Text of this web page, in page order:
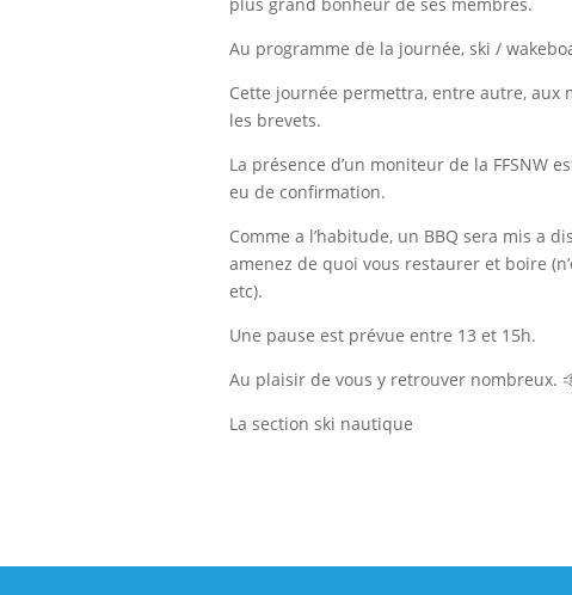
Au programme de la journée, ski /
Cette journée permettra, entre autre, aux
les brevets.
La présence d’un moniteur de la FFSNW
eu de confirmation.
Comme a l’habitude, un BBQ sera mis a
amenez de quoi vous restaurer et boire
etc).
Une pause est prévue entre 13 et 15h.
Au plaisir de vous y retrouver nombreux.
La section ski nautique